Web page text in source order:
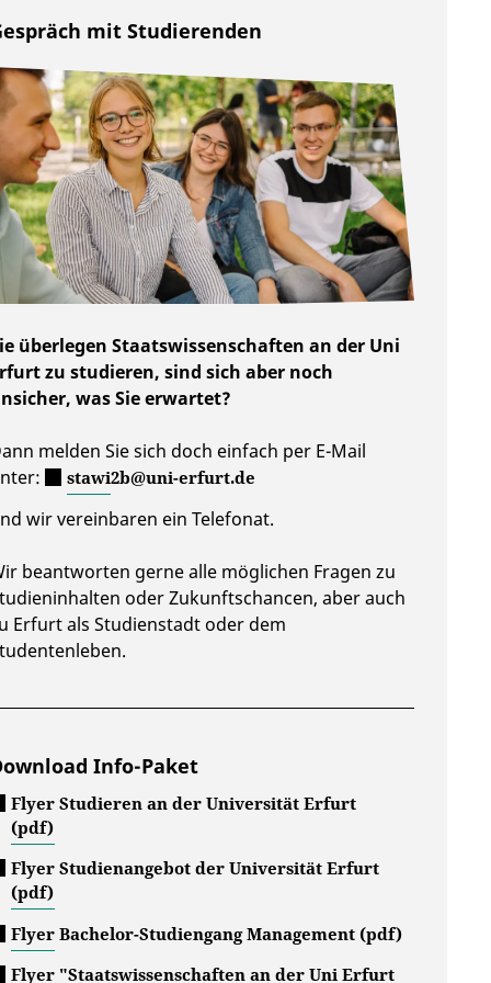
mit Studierenden
überlegen Staatswissenschaften an der Uni
zu studieren, sind sich aber noch
was Sie erwartet?
melden Sie sich doch einfach per E-Mail
stawi2b@uni-erfurt.de
wir vereinbaren ein Telefonat.
beantworten gerne alle möglichen Fragen zu
oder Zukunftschancen, aber auch
Erfurt als Studienstadt oder dem
Info-Paket
Flyer Studieren an der Universität Erfurt
(pdf)
Flyer Studienangebot der Universität Erfurt
(pdf)
Flyer Bachelor-Studiengang Management (pdf)
Flyer "Staatswissenschaften an der Uni Erfurt